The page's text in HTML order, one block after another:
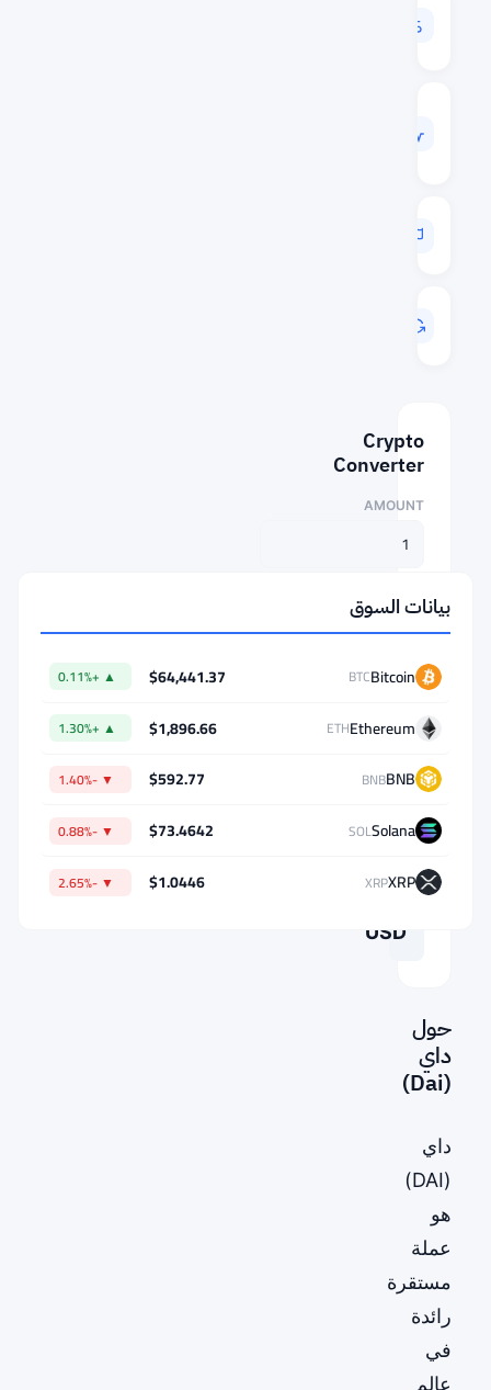
Crypto
Converter
AMOUNT
⇄
BTC
USD
حول
داي
(Dai)
داي
(DAI)
هو
عملة
مستقرة
رائدة
في
عالم
بيانات السوق
Bitcoin
BTC
$64,441.37
▲ +0.11%
Ethereum
ETH
$1,896.66
▲ +1.30%
BNB
BNB
$592.77
▼ -1.40%
Solana
SOL
$73.4642
▼ -0.88%
XRP
XRP
$1.0446
▼ -2.65%